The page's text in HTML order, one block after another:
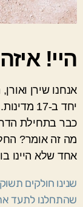
היי!
יחד ב-17 מדינות.
כבר בתחילת
מה זה אומר?
אחד שלא היינו
שנינו חולקים
שהתחלנו לתעד